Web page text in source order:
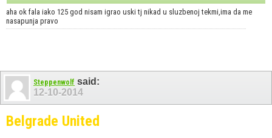
aha ok fala iako 125 god nisam igrao uski tj nikad u sluzbenoj tekmi,ima da me
nasapunja pravo
Steppenwolf said:
12-10-2014
Belgrade United